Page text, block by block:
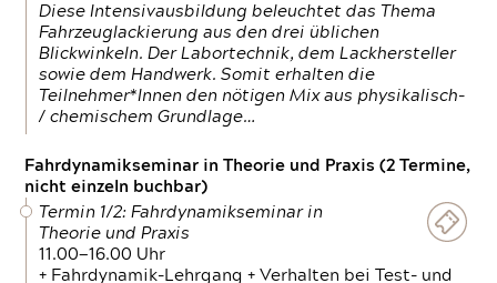
Diese Intensivausbildung beleuchtet das Thema
Fahrzeuglackierung aus den drei üblichen
Blickwinkeln. Der Labortechnik, dem Lackhersteller
sowie dem Handwerk. Somit erhalten die
Teilnehmer*Innen den nötigen Mix aus physikalisch-
/ chemischem Grundlage…
Fahrdynamikseminar in Theorie und Praxis (2 Termine,
nicht einzeln buchbar)
Termin 1/2: Fahrdynamikseminar in
Theorie und Praxis
11.00—16.00 Uhr
+ Fahrdynamik-Lehrgang + Verhalten bei Test- und